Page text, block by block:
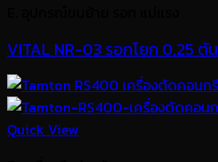
VITAL NR-03 รอกโยก 0.25 ตัน
Quick View